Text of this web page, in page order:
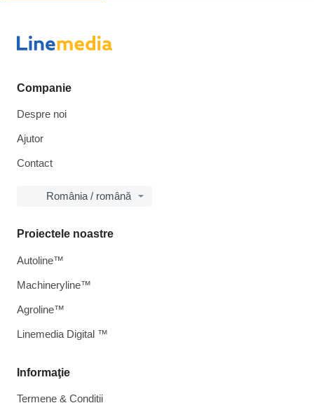
Companie
Despre noi
Ajutor
Contact
România / română
Informaţie
Termene & Condiții
Proiectele noastre
Autoline™
Machineryline™
Agroline™
Linemedia Digital ™